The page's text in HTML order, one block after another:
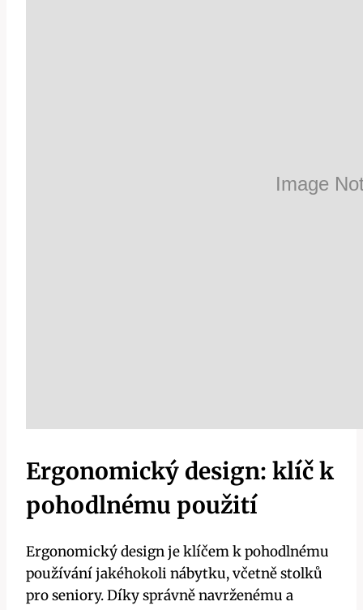
Ergonomický design: klíč k
pohodlnému použití
Ergonomický design je klíčem k pohodlnému
používání jakéhokoli nábytku, včetně stolků
pro seniory. Díky správně navrženému a